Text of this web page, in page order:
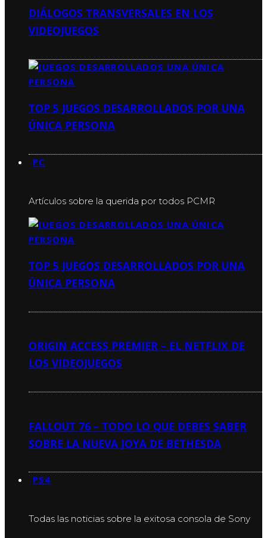
DIÁLOGOS TRANSVERSALES EN LOS
VIDEOJUEGOS
TOP 5 JUEGOS DESARROLLADOS POR UNA
ÚNICA PERSONA
PC
Artículos sobre la querida por todos PCMR
TOP 5 JUEGOS DESARROLLADOS POR UNA
ÚNICA PERSONA
ORIGIN ACCESS PREMIER – EL NETFLIX DE
LOS VIDEOJUEGOS
FALLOUT 76 – TODO LO QUE DEBES SABER
SOBRE LA NUEVA JOYA DE BETHESDA
PS4
Todas las noticias sobre la exitosa consola de Sony